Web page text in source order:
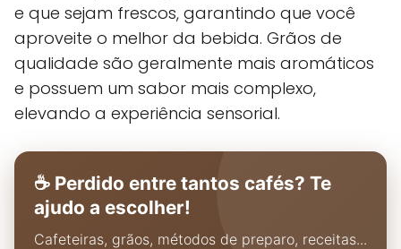
e que sejam frescos, garantindo que você
aproveite o melhor da bebida. Grãos de
qualidade são geralmente mais aromáticos
e possuem um sabor mais complexo,
elevando a experiência sensorial.
☕ Perdido entre tantos cafés? Te
ajudo a escolher!
Cafeteiras, grãos, métodos de preparo, receitas...